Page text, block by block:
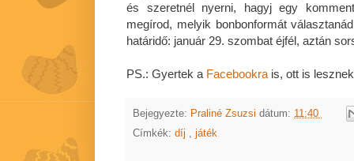
és szeretnél nyerni, hagyj egy
megírod, melyik bonbonformát
határidő: január 29. szombat éjfél, aztán
PS.: Gyertek a Facebookra is, ott is
Bejegyezte: Praliné Zsuzsi dátum: 11:40
Címkék: díj , játék